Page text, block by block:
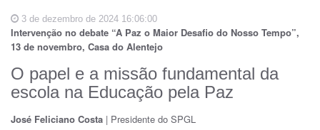
a
3 de dezembro de 2024 16:06:00
Intervenção no debate “A Paz o Maior Desafio do Nosso Tempo”,
13 de novembro, Casa do Alentejo
O papel e a missão fundamental da
escola na Educação pela Paz
José Feliciano Costa | Presidente do SPGL